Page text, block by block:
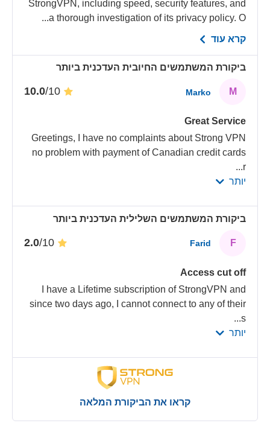
StrongVPN, including speed, security features, and
a thorough investigation of its privacy policy. O...
קרא עוד
ביקורת המשתמשים החיובית העדכנית ביותר
M
Marko
/10
Great Service
Greetings, I have no complaints about Strong VPN
no problem with payment of Canadian credit cards
r
...
יותר
ביקורת המשתמשים השלילית העדכנית ביותר
F
Farid
/10
Access cut off
I have a Lifetime subscription of StrongVPN and
since two days ago, I cannot connect to any of their
s
...
יותר
קראו את הביקורת המלאה